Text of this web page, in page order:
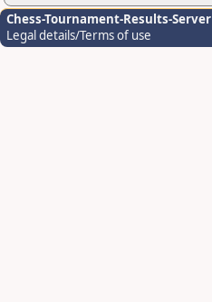
Chess-Tournament-Results-Server
Legal details/Terms of use